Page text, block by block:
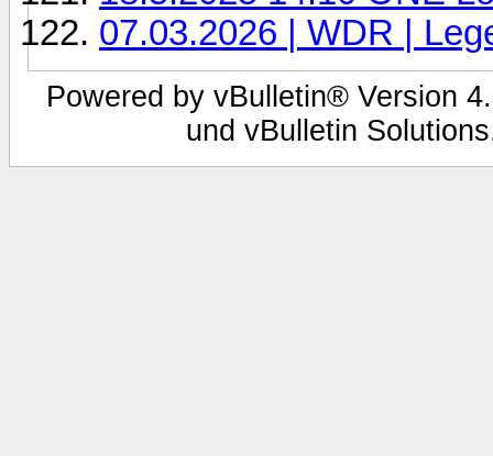
07.03.2026 | WDR |
Powered by vBulletin® Version
und vBulletin